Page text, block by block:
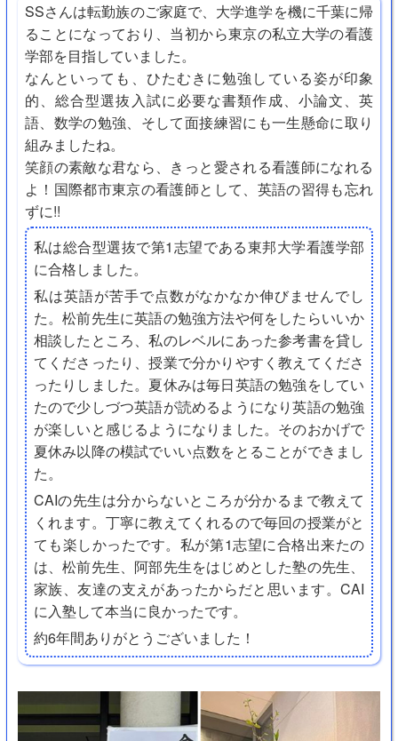
SSさんは転勤族のご家庭で、大学進学を機に千葉に帰
ることになっており、当初から東京の私立大学の看護
学部を目指していました。
なんといっても、ひたむきに勉強している姿が印象
的、総合型選抜入試に必要な書類作成、小論文、英
語、数学の勉強、そして面接練習にも一生懸命に取り
組みましたね。
笑顔の素敵な君なら、きっと愛される看護師になれる
よ！国際都市東京の看護師として、英語の習得も忘れ
ずに!!
私は総合型選抜で第1志望である東邦大学看護学部
に合格しました。
私は英語が苦手で点数がなかなか伸びませんでし
た。松前先生に英語の勉強方法や何をしたらいいか
相談したところ、私のレベルにあった参考書を貸し
てくださったり、授業で分かりやすく教えてくださ
ったりしました。夏休みは毎日英語の勉強をしてい
たので少しづつ英語が読めるようになり英語の勉強
が楽しいと感じるようになりました。そのおかげで
夏休み以降の模試でいい点数をとることができまし
た。
CAIの先生は分からないところが分かるまで教えて
くれます。丁寧に教えてくれるので毎回の授業がと
ても楽しかったです。私が第1志望に合格出来たの
は、松前先生、阿部先生をはじめとした塾の先生、
家族、友達の支えがあったからだと思います。CAI
に入塾して本当に良かったです。
約6年間ありがとうございました！